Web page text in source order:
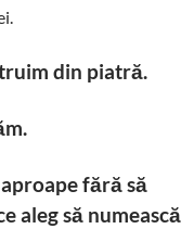
din piatră.
fără să
aleg să numească